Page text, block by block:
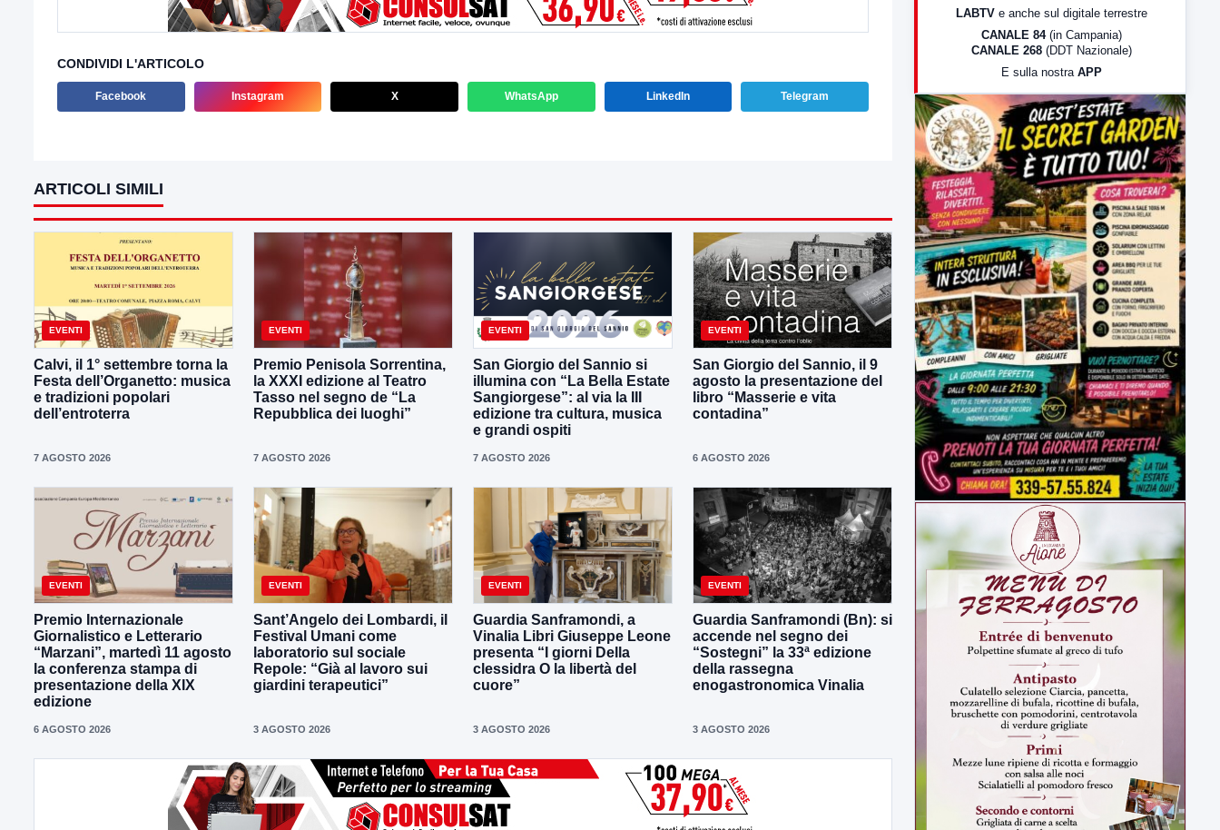
CONDIVIDI L'ARTICOLO
Facebook Instagram X WhatsApp LinkedIn Telegram
ARTICOLI SIMILI
EVENTI
Calvi, il 1° settembre torna la
Festa dell’Organetto: musica
e tradizioni popolari
dell’entroterra
7 AGOSTO 2026
EVENTI
Premio Penisola Sorrentina,
la XXXI edizione al Teatro
Tasso nel segno de “La
Repubblica dei luoghi”
7 AGOSTO 2026
EVENTI
San Giorgio del Sannio si
illumina con “La Bella Estate
Sangiorgese”: al via la III
edizione tra cultura, musica
e grandi ospiti
7 AGOSTO 2026
EVENTI
San Giorgio del Sannio, il 9
agosto la presentazione del
libro “Masserie e vita
contadina”
6 AGOSTO 2026
EVENTI
Premio Internazionale
Giornalistico e Letterario
“Marzani”, martedì 11 agosto
la conferenza stampa di
presentazione della XIX
edizione
6 AGOSTO 2026
EVENTI
Sant’Angelo dei Lombardi, il
Festival Umani come
laboratorio sul sociale
Repole: “Già al lavoro sui
giardini terapeutici”
3 AGOSTO 2026
EVENTI
Guardia Sanframondi, a
Vinalia Libri Giuseppe Leone
presenta “I giorni Della
clessidra O la libertà del
cuore”
3 AGOSTO 2026
EVENTI
Guardia Sanframondi (Bn): si
accende nel segno dei
“Sostegni” la 33ª edizione
della rassegna
enogastronomica Vinalia
3 AGOSTO 2026
LabNews (Diretta)
23:00 LabNews (replica)
LABTV e anche sul digitale terrestre
CANALE 84 (in Campania)
CANALE 268 (DDT Nazionale)
E sulla nostra APP
ULTIMI VIDEO
TUTTI I VIDEO
▶